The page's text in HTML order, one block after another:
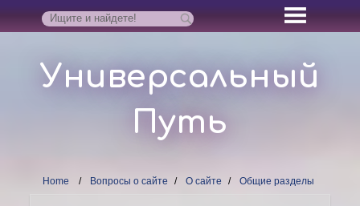
Универсальный
Путь
Home Вопросы о сайте О сайте Общие разделы